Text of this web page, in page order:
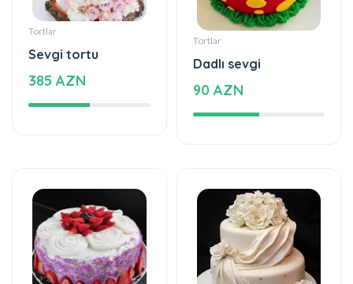
Tortlar
Sevgi tortu
385 AZN
Tortlar
Dadlı sevgi
90 AZN